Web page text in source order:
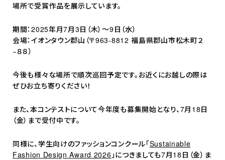
場所で受賞作品を展示しています。
期間：2025年月7月3日（木）〜9日（水）
会場：イオンタウン郡山（〒963-8812 福島県郡山市松木町２
−８８）
今後も様々な場所で順次巡回予定です。お近くにお越しの際は
ぜひお立ち寄りください！
また、本コンテストについて今年度も募集開始となり、7月18日
（金）まで受付中です。
同様に、学生向けのファッションコンクール「Sustainable
Fashion Design Award 2026」につきましても7月18日（金）ま